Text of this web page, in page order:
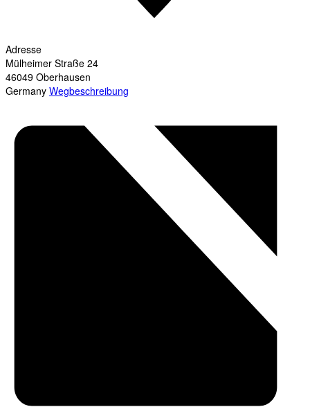
Adresse
Mülheimer Straße 24
46049 Oberhausen
Germany Wegbeschreibung